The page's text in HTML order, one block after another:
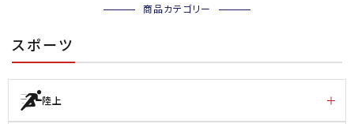
商品カテゴリー
スポーツ
陸上